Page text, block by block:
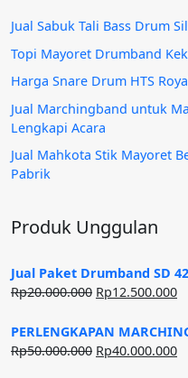
Jual Sabuk Tali Bass Drum
Topi Mayoret Drumband
Harga Snare Drum HTS
Jual Marchingband untuk
Lengkapi Acara
Jual Mahkota Stik Mayoret
Pabrik
Produk Unggulan
Jual Paket Drumband SD
Rp20.000.000 Harga
adalah:
Rp20.000.000.
Rp12.500.000
PERLENGKAPAN
Rp50.000.000 Harga
Rp40.000.000